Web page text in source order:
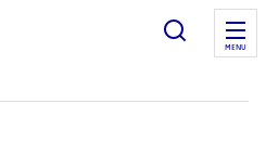
Ouvrir
MENU